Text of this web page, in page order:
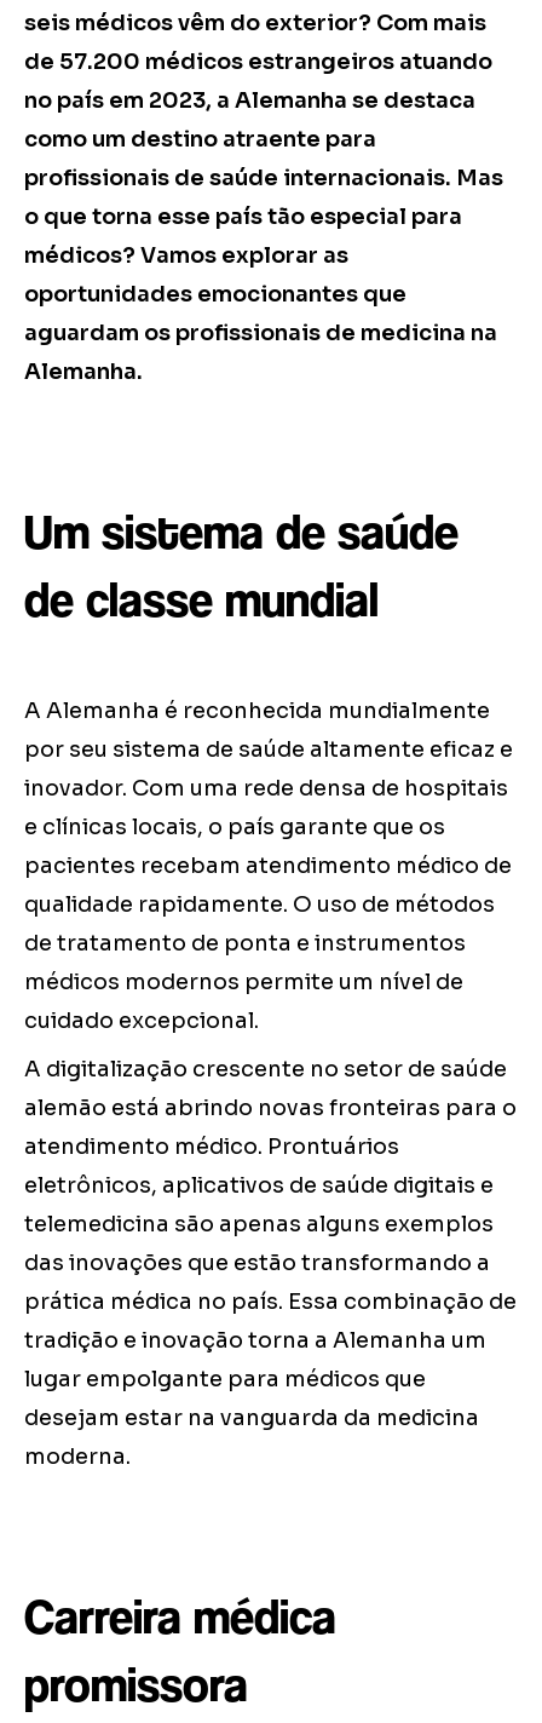
seis médicos vêm do exterior? Com mais
de 57.200 médicos estrangeiros atuando
no país em 2023, a Alemanha se destaca
como um destino atraente para
profissionais de saúde internacionais. Mas
o que torna esse país tão especial para
médicos? Vamos explorar as
oportunidades emocionantes que
aguardam os profissionais de medicina na
Alemanha.
Um sistema de saúde
de classe mundial
A Alemanha é reconhecida mundialmente
por seu sistema de saúde altamente eficaz e
inovador. Com uma rede densa de hospitais
e clínicas locais, o país garante que os
pacientes recebam atendimento médico de
qualidade rapidamente. O uso de métodos
de tratamento de ponta e instrumentos
médicos modernos permite um nível de
cuidado excepcional.
A digitalização crescente no setor de saúde
alemão está abrindo novas fronteiras para o
atendimento médico. Prontuários
eletrônicos, aplicativos de saúde digitais e
telemedicina são apenas alguns exemplos
das inovações que estão transformando a
prática médica no país. Essa combinação de
tradição e inovação torna a Alemanha um
lugar empolgante para médicos que
desejam estar na vanguarda da medicina
moderna.
Carreira médica
promissora